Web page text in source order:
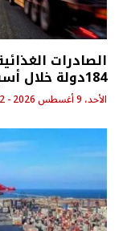
184دولة خلال أسبوع
الأحد، 9 أغسطس 2026 - 7:42 م